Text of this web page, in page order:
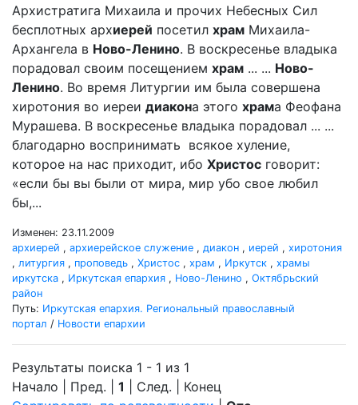
Архистратига Михаила и прочих Небесных Сил
бесплотных архиерей посетил храм Михаила-
Архангела в Ново-Ленино. В воскресенье владыка
порадовал своим посещением храм ... ... Ново-
Ленино. Во время Литургии им была совершена
хиротония во иереи диакона этого храма Феофана
Мурашева. В воскресенье владыка порадовал ... ...
благодарно воспринимать всякое хуление,
которое на нас приходит, ибо Христос говорит:
«если бы вы были от мира, мир убо свое любил
бы,...
Изменен: 23.11.2009
архиерей , архиерейское служение , диакон , иерей , хиротония
, литургия , проповедь , Христос , храм , Иркутск , храмы
иркутска , Иркутская епархия , Ново-Ленино , Октябрьский
район
Путь: Иркутская епархия. Региональный православный
портал / Новости епархии
Результаты поиска 1 - 1 из 1
Начало | Пред. | 1 | След. | Конец